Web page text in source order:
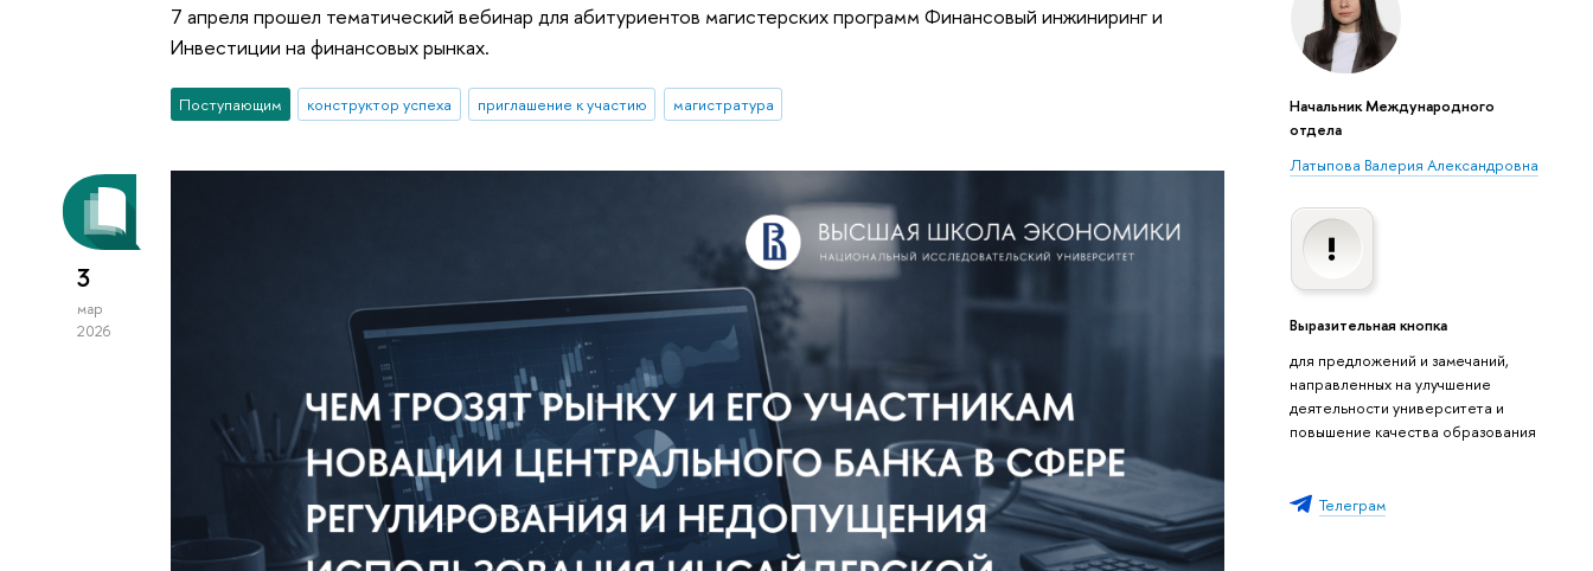
Начальник Международного
отдела
Латыпова Валерия Александровна
Выразительная кнопка
для предложений и замечаний,
направленных на улучшение
деятельности университета и
повышение качества образования
Телеграм
7 апреля прошел тематический вебинар для абитуриентов магистерских программ Финансовый инжиниринг и
Инвестиции на финансовых рынках.
Поступающим конструктор успеха приглашение к участию магистратура
3
мар
2026